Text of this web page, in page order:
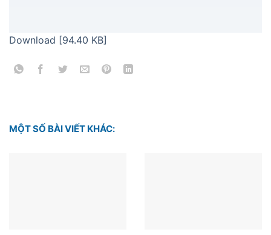
Download [94.40 KB]
MỘT SỐ BÀI VIẾT KHÁC: